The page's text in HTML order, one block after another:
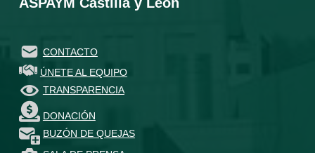
ASPAYM Castilla y León
CONTACTO
ÚNETE AL EQUIPO
TRANSPARENCIA
DONACIÓN
BUZÓN DE QUEJAS